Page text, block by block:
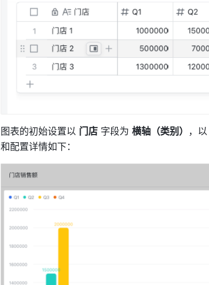
图表的初始设置以 门店 字段为 横轴（类别） ，以
和配置详情如下：